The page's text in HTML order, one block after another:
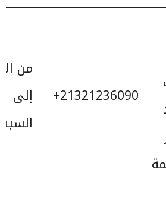
21321236090+
من
إلى